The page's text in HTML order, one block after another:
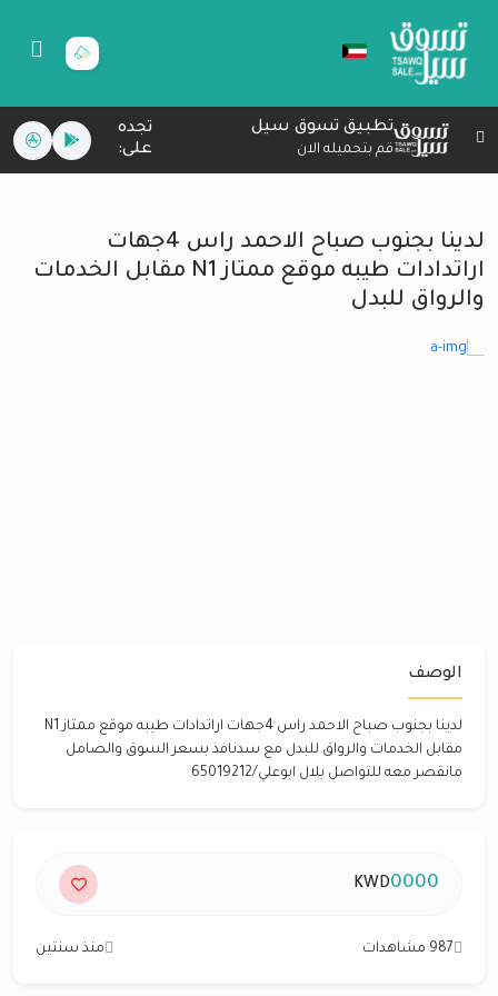
تطبيق تسوق سيل
قم بتحميله الان
تجده
على:
لدينا بجنوب صباح الاحمد راس 4جهات
اراتدادات طيبه موقع ممتاز N1 مقابل الخدمات
والرواق للبدل
الوصف
لدينا بجنوب صباح الاحمد راس 4جهات اراتدادات طيبه موقع ممتاز N1
مقابل الخدمات والرواق للبدل مع سدنافذ بسعر السوق والصامل
مانقصر معه للتواصل بلال ابوعلي/65019212
0000
KWD
987 مشاهدات منذ سنتين